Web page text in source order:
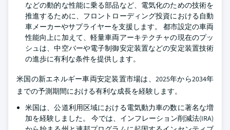
などの動的な性能に乗る部品など、電気化のための技術を
推進するために、フロントローディング投資における自動
車メーカーやサプライヤーを支援します。 都市設定の車両
性能向上に加えて、軽量車両アーキテクチャの現在のプッ
シュは、中空バーや電子制御安定装置などの安定装置技術
の進歩に有利な条件を提供します。
米国の新エネルギー車両安定装置市場は、2025年から2034年
までの予測期間における有利な成長を経験します。
米国は、公道利用区域における電気動力車の数に著名な増
加を経験しました。 今では、インフレーション削減法(IRA)